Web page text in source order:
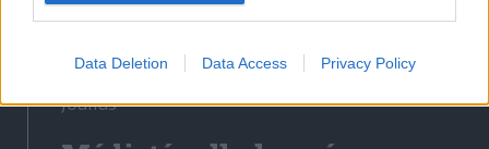
Data Deletion Data Access Privacy Policy
Főtér
Rádió GaGa
Jóállás